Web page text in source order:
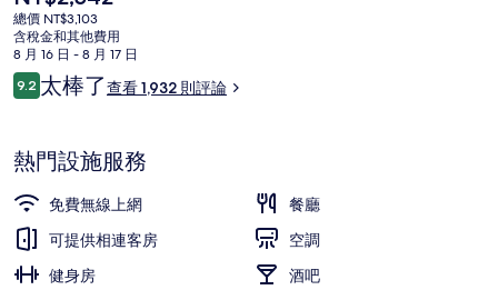
下
飯
店
相
片
集
前
的
價
格
是
總價 NT$3,103
含稅金和其他費用
8 月 16 日 - 8 月 17 日
評
論
9.29.2 分，滿分 10 分，
太棒了查看 1,932 則評論
熱門設施服務
免費無線上網
餐廳
可提供相連客房
空調
健身房
酒吧